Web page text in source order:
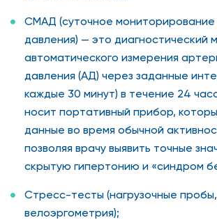
СМАД (суточное мониторирование
давления) — это диагностический
автоматического измерения
давления (АД) через заданные
каждые 30 минут) в течение 24
носит портативный прибор,
данные во время обычной
позволяя врачу выявить точные
скрытую гипертонию и «синдром
Стресс-тесты (нагрузочные
велоэргометрия);